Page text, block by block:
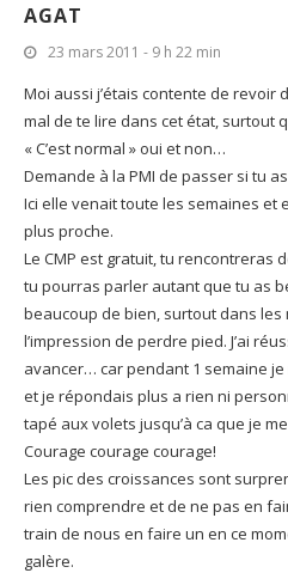
AGAT
23 mars 2011 - 9 h 22 min
Moi aussi j’étais contente de revoir
mal de te lire dans cet état, surtout
« C’est normal » oui et non…
Demande à la PMI de passer si tu
Ici elle venait toute les semaines et
plus proche.
Le CMP est gratuit, tu rencontreras
tu pourras parler autant que tu as
beaucoup de bien, surtout dans les
l’impression de perdre pied. J’ai
avancer… car pendant 1 semaine
et je répondais plus a rien ni
tapé aux volets jusqu’à ca que je
Courage courage courage!
Les pic des croissances sont
rien comprendre et de ne pas en
train de nous en faire un en ce
galère.